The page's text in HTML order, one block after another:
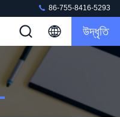
86-755-8416-5293
উদ্ধৃতি